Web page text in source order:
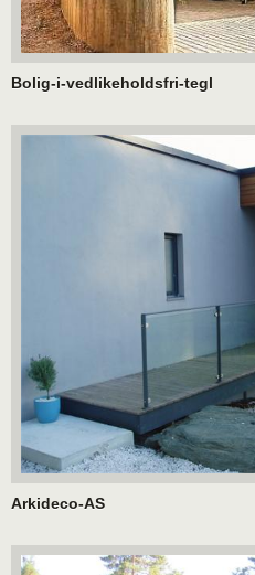
Bolig-i-vedlikeholdsfri-tegl
Arkideco-AS